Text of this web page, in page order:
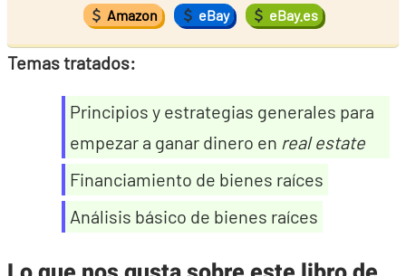
Amazon eBay eBay.es
Temas tratados:
Principios y estrategias generales para
empezar a ganar dinero en real estate
Financiamiento de bienes raíces
Análisis básico de bienes raíces